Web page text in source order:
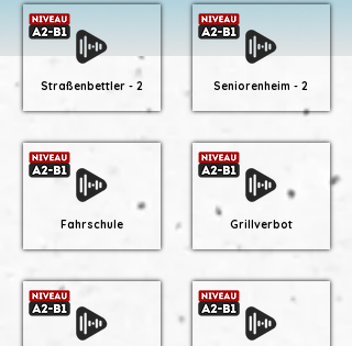
Straßenbettler - 2
Fahrschule
Seniorenheim - 2
Grillverbot